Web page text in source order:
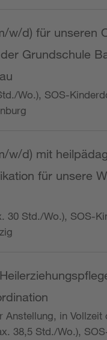
w/d) für unseren
Grundschule
Wo.), SOS-
w/d) mit
für unsere
30 Std./Wo.), SOS-
Anstellung, in Vollzeit
38,5 Std./Wo.),